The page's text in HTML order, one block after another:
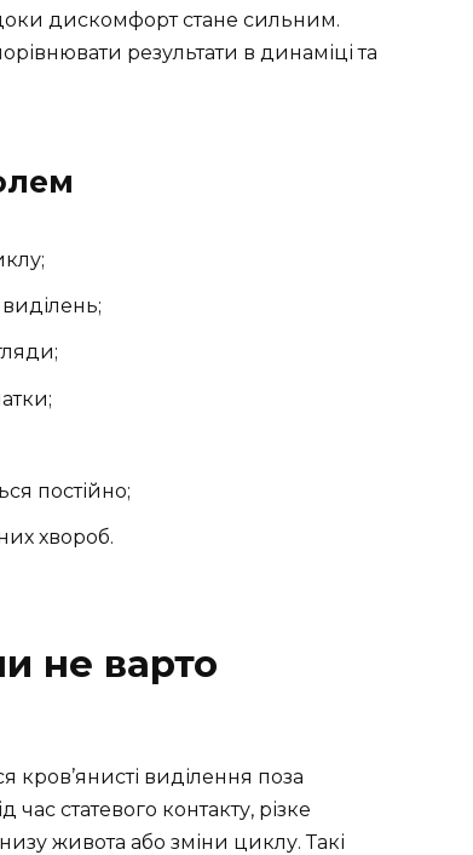
дискомфорт стане сильним.
результати в динаміці та
постійно;
хвороб.
не варто
кров’янисті виділення поза
статевого контакту, різке
живота або зміни циклу. Такі